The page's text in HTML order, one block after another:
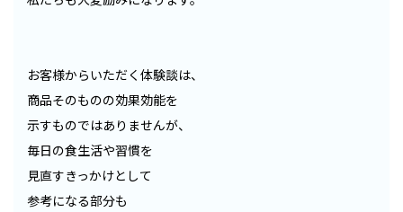
お客様からいただく体験談は、
商品そのものの効果効能を
示すものではありませんが、
毎日の食生活や習慣を
見直すきっかけとして
参考になる部分も